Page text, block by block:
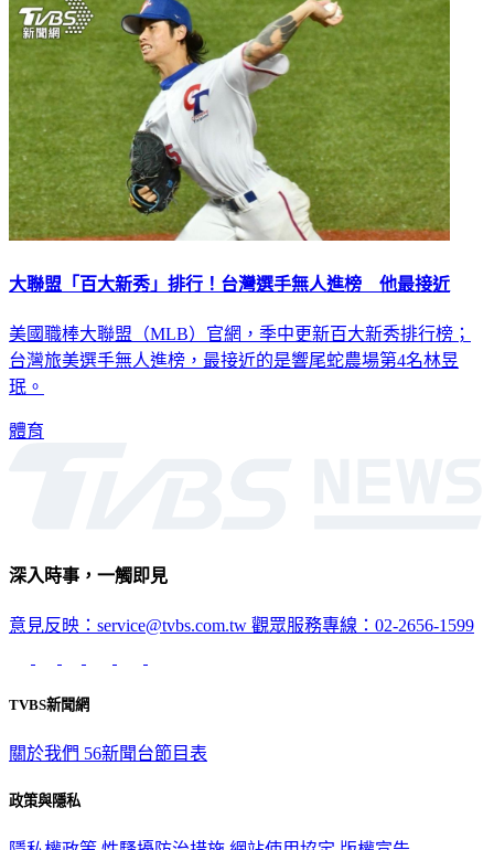
大聯盟「百大新秀」排行！台灣選手無人進榜 他最接近
美國職棒大聯盟（MLB）官網，季中更新百大新秀排行榜；
台灣旅美選手無人進榜，最接近的是響尾蛇農場第4名林昱
珉。
體育
深入時事，一觸即見
意見反映：service@tvbs.com.tw 觀眾服務專線：02-2656-1599
TVBS新聞網
關於我們 56新聞台節目表
政策與隱私